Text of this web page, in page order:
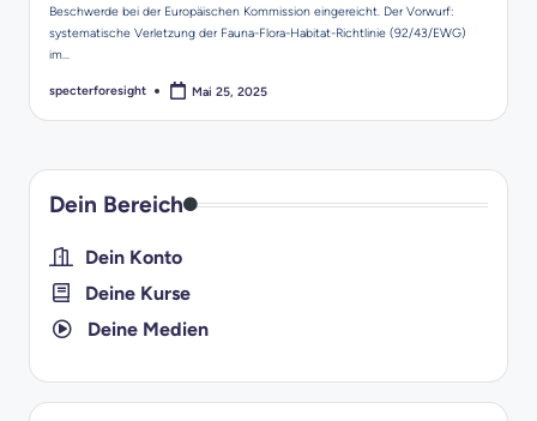
Beschwerde bei der Europäischen Kommission eingereicht. Der Vorwurf:
systematische Verletzung der Fauna-Flora-Habitat-Richtlinie (92/43/EWG)
im…
Posted
specterforesight Mai 25, 2025
Dein Bereich
Dein Konto
Deine Kurse
Deine Medien